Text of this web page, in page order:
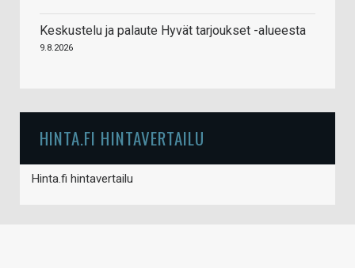
Keskustelu ja palaute Hyvät tarjoukset -alueesta
9.8.2026
HINTA.FI HINTAVERTAILU
Hinta.fi hintavertailu